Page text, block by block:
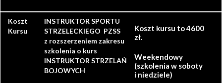
Koszt
Kursu
INSTRUKTOR SPORTU
STRZELECKIEGO PZSS
z rozszerzeniem zakresu
szkolenia o kurs
INSTRUKTOR STRZELAŃ
BOJOWYCH
Koszt kursu to 4600
zł.
Weekendowy
(szkolenia w soboty
i niedziele)